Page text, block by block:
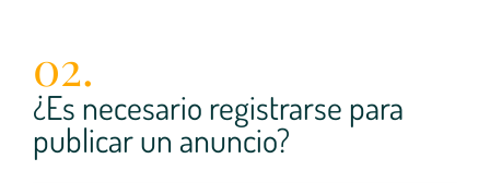
02.
¿Es necesario registrarse para
publicar un anuncio?